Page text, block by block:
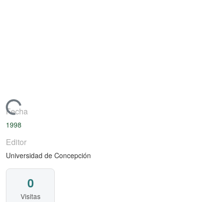
Cargando...
Fecha
1998
Editor
Universidad de Concepción
0
Visitas